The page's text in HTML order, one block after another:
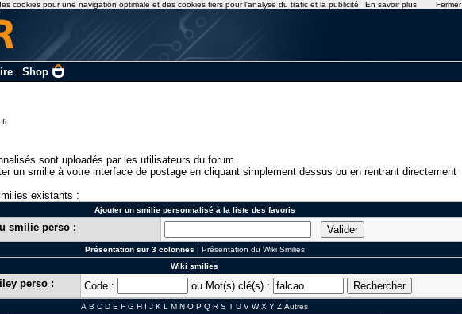
| Shop
sont uploadés par les utilisateurs du forum.
un smilie à votre interface de postage en cliquant simplement dessus ou en rentrant directement
existants :
Ajouter un smilie personnalisé à la liste des favoris
smilie perso :
Présentation sur 3 colonnes | Présentation du Wiki Smilies
Wiki smilies
perso : Code : ou Mot(s) clé(s) :
A B C D E F G H I J K L M N O P Q R S T U V W X Y Z Autres
cookies pour une navigation optimale et des cookies tiers pour l'analyse du trafic et la publicité En savoir plus Fermer